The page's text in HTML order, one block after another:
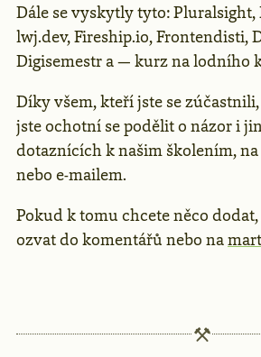
Dále se vyskytly tyto: Pluralsight,
lwj.dev, Fireship.io, Frontendisti,
Digisemestr a — kurz na lodního
Díky všem, kteří jste se
jste ochotní se podělit o názor i
dotaznících k našim školením,
nebo e-mailem.
Pokud k tomu chcete něco
ozvat do komentářů nebo na